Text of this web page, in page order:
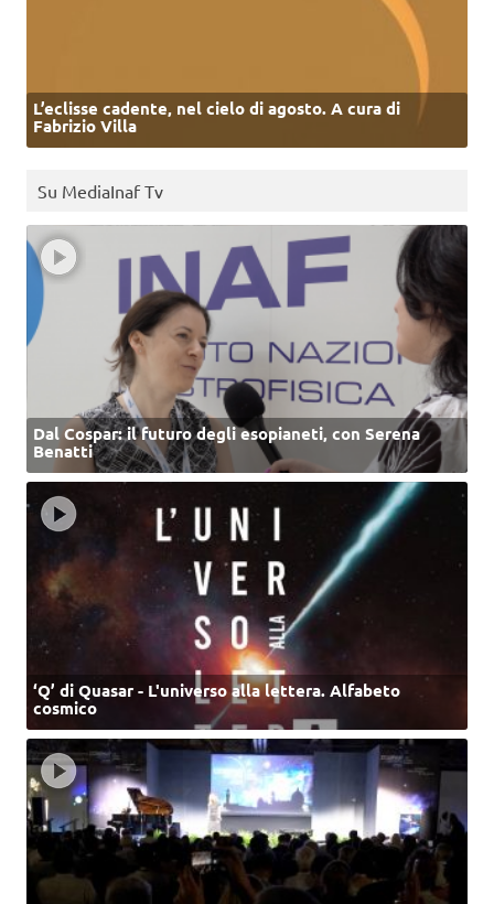
L’eclisse cadente, nel cielo di agosto. A cura di
Fabrizio Villa
Su MediaInaf Tv
Dal Cospar: il futuro degli esopianeti, con Serena
Benatti
‘Q’ di Quasar - L'universo alla lettera. Alfabeto
cosmico